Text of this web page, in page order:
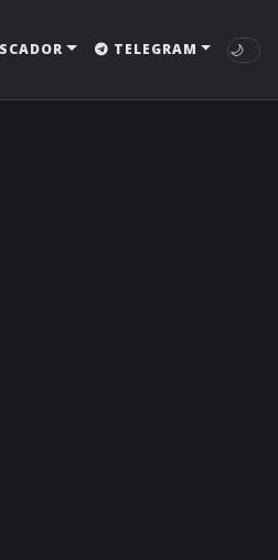
TELEGRAM 🌙